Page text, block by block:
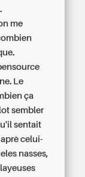
me
Le
ça
sembler
sentait
celui-
nasses,